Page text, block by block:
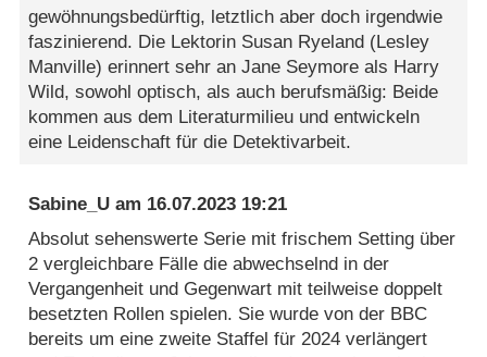
gewöhnungsbedürftig, letztlich aber doch irgendwie
faszinierend. Die Lektorin Susan Ryeland (Lesley
Manville) erinnert sehr an Jane Seymore als Harry
Wild, sowohl optisch, als auch berufsmäßig: Beide
kommen aus dem Literaturmilieu und entwickeln
eine Leidenschaft für die Detektivarbeit.
Sabine_U am 16.07.2023 19:21
Absolut sehenswerte Serie mit frischem Setting über
2 vergleichbare Fälle die abwechselnd in der
Vergangenheit und Gegenwart mit teilweise doppelt
besetzten Rollen spielen. Sie wurde von der BBC
bereits um eine zweite Staffel für 2024 verlängert